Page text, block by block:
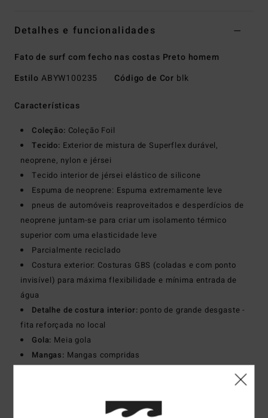
Detalhes e funcionalidades
Fato de surf com fecho nas costas Preto homem
Estilo ABYW100235 Código de Cor blk
Características
Coleção: Coleção Foil
Tecido: Exterior de mistura de Superflex durável,
neoprene, nylon e jérsei
Tecido interior de jérsei elástico de silicone
Espuma de neoprene: Espuma extremamente leve
pneus de automóveis reaproveitados e desperdícios de
neoprene juntam-se para criar um isolamento térmico
superior com uma elasticidade leve
Parcialmente reciclado
Costura exterior: Costuras GBS (coladas e com ponto
invisível) para máxima flexibilidade e mínima entrada de
água
Detalhe de costura interior: ponto de grande desgaste -
fita reforçada no local
Gola: Meia gola
Mangas: Mangas compridas
403 mm
Declaration Of Conformity